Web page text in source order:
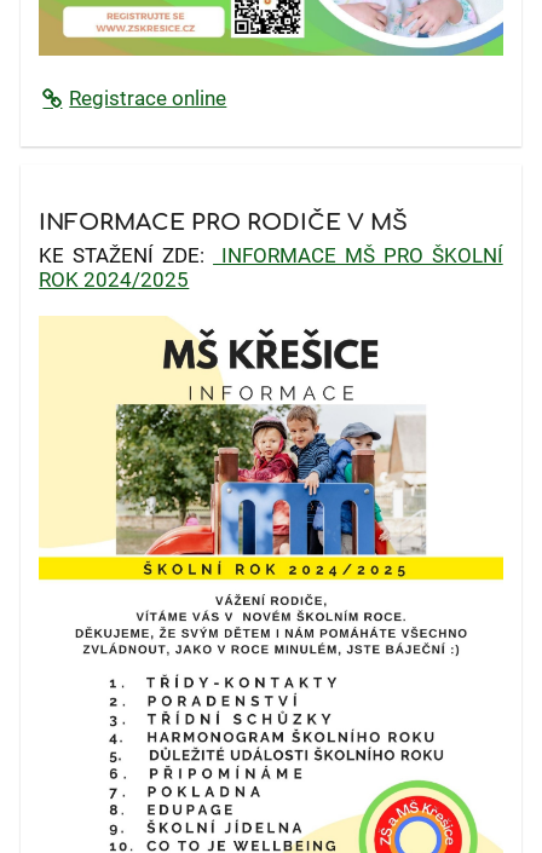
Registrace online
INFORMACE PRO RODIČE V MŠ
KE STAŽENÍ ZDE:
INFORMACE MŠ PRO ŠKOLNÍ
ROK 2024/2025